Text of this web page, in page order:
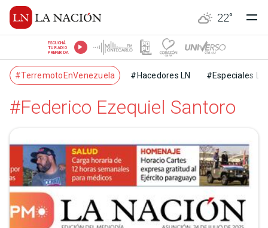
22°
ESCUCHÁ
TU RADIO
PREFERIDA
#TerremotoEnVenezuela #Hacedores LN #Especiales LN
#Federico Ezequiel Santoro